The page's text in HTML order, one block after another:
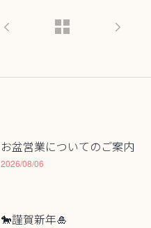
お盆営業についてのご案内
2026/08/06
🐎謹賀新年🎍